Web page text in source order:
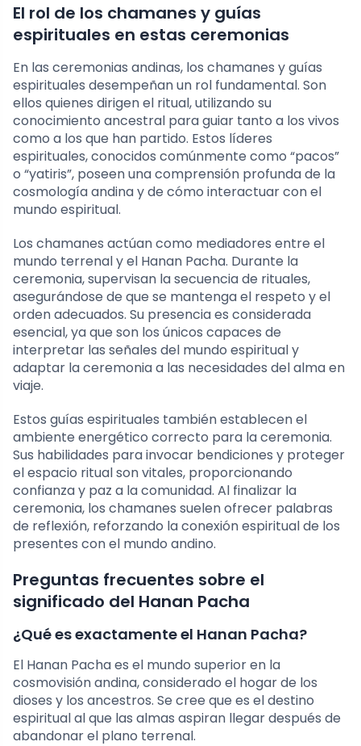
El rol de los chamanes y guías
espirituales en estas ceremonias
En las ceremonias andinas, los chamanes y guías
espirituales desempeñan un rol fundamental. Son
ellos quienes dirigen el ritual, utilizando su
conocimiento ancestral para guiar tanto a los vivos
como a los que han partido. Estos líderes
espirituales, conocidos comúnmente como “pacos”
o “yatiris”, poseen una comprensión profunda de la
cosmología andina y de cómo interactuar con el
mundo espiritual.
Los chamanes actúan como mediadores entre el
mundo terrenal y el Hanan Pacha. Durante la
ceremonia, supervisan la secuencia de rituales,
asegurándose de que se mantenga el respeto y el
orden adecuados. Su presencia es considerada
esencial, ya que son los únicos capaces de
interpretar las señales del mundo espiritual y
adaptar la ceremonia a las necesidades del alma en
viaje.
Estos guías espirituales también establecen el
ambiente energético correcto para la ceremonia.
Sus habilidades para invocar bendiciones y proteger
el espacio ritual son vitales, proporcionando
confianza y paz a la comunidad. Al finalizar la
ceremonia, los chamanes suelen ofrecer palabras
de reflexión, reforzando la conexión espiritual de los
presentes con el mundo andino.
Preguntas frecuentes sobre el
significado del Hanan Pacha
¿Qué es exactamente el Hanan Pacha?
El Hanan Pacha es el mundo superior en la
cosmovisión andina, considerado el hogar de los
dioses y los ancestros. Se cree que es el destino
espiritual al que las almas aspiran llegar después de
abandonar el plano terrenal.